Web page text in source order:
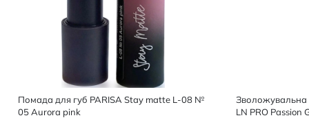
Помада для губ PARISA Stay matte L-08 №
05 Aurora pink
LN PRO Passion